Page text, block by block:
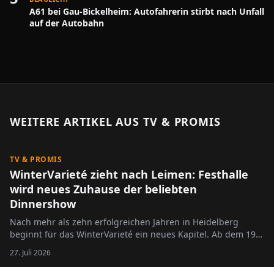
A61 bei Gau-Bickelheim: Autofahrerin stirbt nach Unfall
auf der Autobahn
WEITERE ARTIKEL AUS TV & PROMIS
TV & PROMIS
WinterVarieté zieht nach Leimen: Festhalle
wird neues Zuhause der beliebten
Dinnershow
Nach mehr als zehn erfolgreichen Jahren in Heidelberg
beginnt für das WinterVarieté ein neues Kapitel. Ab dem 19.
November 2026 findet die beliebte Dinnershow erstmals in
der Festhalle Leimen statt. Mit dem Umzug in die neue
27. Juli 2026